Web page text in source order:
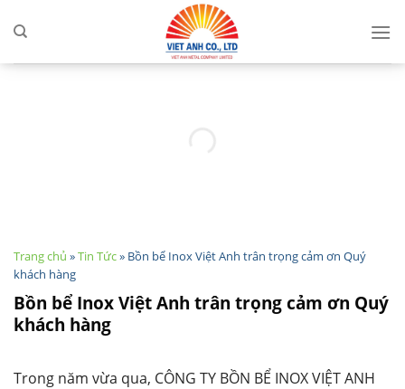
Trang chủ »Tin Tức» Bồn bể Inox Việt Anh trân trọng cảm ơn Quý
khách hàng
Bồn bể Inox Việt Anh trân trọng cảm ơn Quý
khách hàng
Trong năm vừa qua, CÔNG TY BỒN BỂ INOX VIỆT ANH